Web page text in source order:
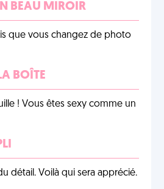
BEAU MIROIR
que vous changez de photo
BOÎTE
! Vous êtes sexy comme un
détail. Voilà qui sera apprécié.